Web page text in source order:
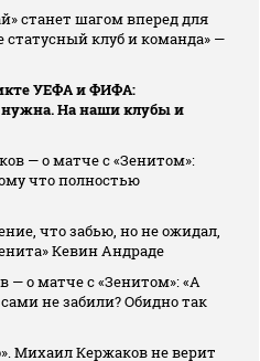
станет шагом вперед для
статусный клуб и команда» —
УЕФА и ФИФА:
На наши клубы и
— о матче с «Зенитом»:
что полностью
что забью, но не ожидал,
Кевин Андраде
— о матче с «Зенитом»: «А
не забили? Обидно так
Михаил Кержаков не верит